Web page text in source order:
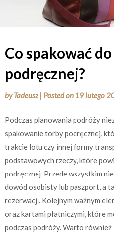
Co spakować
podręcznej?
byTadeusz | Posted on 19 lutego
Podczas planowania podróży
spakowanie torby podręcznej,
trakcie lotu czy innej formy
podstawowych rzeczy, które
podręcznej. Przede wszystkim
dowód osobisty lub paszport, a
rezerwacji. Kolejnym ważnym
oraz kartami płatniczymi, które
podczas podróży. Warto również